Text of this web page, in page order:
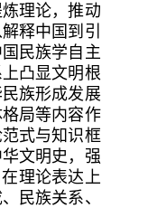
理论，推动
释中国到引
民族学自主
凸显文明根
族形成发展
局等内容作
式与知识框
文明史，强
理论表达上
民族关系、